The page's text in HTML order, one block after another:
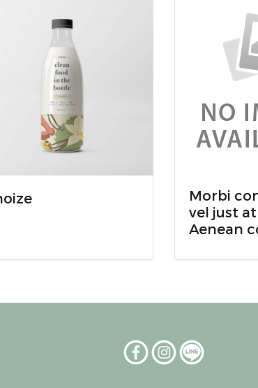
Morbi
vel just
Aenean